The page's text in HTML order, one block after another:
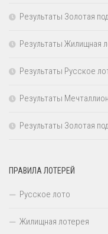
Результаты Золотая
Результаты Жилищная
Результаты Русское
Результаты
Результаты Золотая
ПРАВИЛА ЛОТЕРЕЙ
Русское лото
Жилищная лотерея